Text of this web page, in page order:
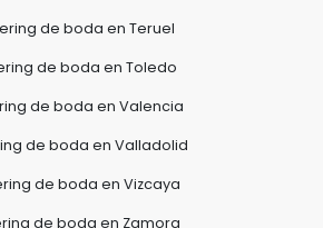
de boda en Teruel
de boda en Toledo
de boda en Valencia
de boda en Valladolid
de boda en Vizcaya
de boda en Zamora